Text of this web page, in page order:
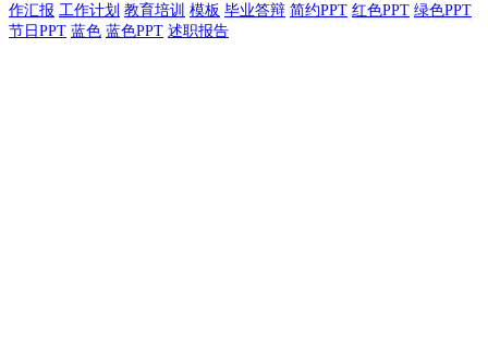
作汇报 工作计划 教育培训 模板 毕业答辩 简约PPT 红色PPT 绿色PPT
节日PPT 蓝色 蓝色PPT 述职报告